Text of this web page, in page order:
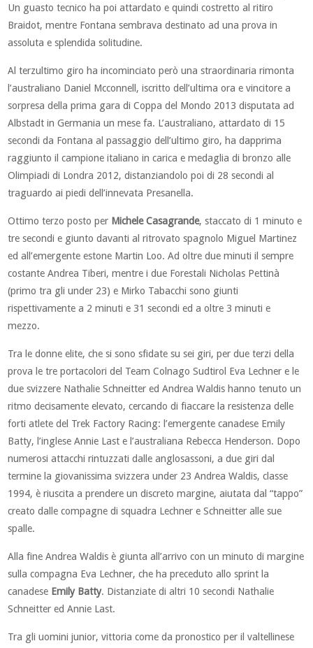
Un guasto tecnico ha poi attardato e quindi costretto al ritiro
Braidot, mentre Fontana sembrava destinato ad una prova in
assoluta e splendida solitudine.
Al terzultimo giro ha incominciato però una straordinaria rimonta
l’australiano Daniel Mcconnell, iscritto dell’ultima ora e vincitore a
sorpresa della prima gara di Coppa del Mondo 2013 disputata ad
Albstadt in Germania un mese fa. L’australiano, attardato di 15
secondi da Fontana al passaggio dell’ultimo giro, ha dapprima
raggiunto il campione italiano in carica e medaglia di bronzo alle
Olimpiadi di Londra 2012, distanziandolo poi di 28 secondi al
traguardo ai piedi dell’innevata Presanella.
Ottimo terzo posto per Michele Casagrande, staccato di 1 minuto e
tre secondi e giunto davanti al ritrovato spagnolo Miguel Martinez
ed all’emergente estone Martin Loo. Ad oltre due minuti il sempre
costante Andrea Tiberi, mentre i due Forestali Nicholas Pettinà
(primo tra gli under 23) e Mirko Tabacchi sono giunti
rispettivamente a 2 minuti e 31 secondi ed a oltre 3 minuti e
mezzo.
Tra le donne elite, che si sono sfidate su sei giri, per due terzi della
prova le tre portacolori del Team Colnago Sudtirol Eva Lechner e le
due svizzere Nathalie Schneitter ed Andrea Waldis hanno tenuto un
ritmo decisamente elevato, cercando di fiaccare la resistenza delle
forti atlete del Trek Factory Racing: l’emergente canadese Emily
Batty, l’inglese Annie Last e l’australiana Rebecca Henderson. Dopo
numerosi attacchi rintuzzati dalle anglosassoni, a due giri dal
termine la giovanissima svizzera under 23 Andrea Waldis, classe
1994, è riuscita a prendere un discreto margine, aiutata dal “tappo”
creato dalle compagne di squadra Lechner e Schneitter alle sue
spalle.
Alla fine Andrea Waldis è giunta all’arrivo con un minuto di margine
sulla compagna Eva Lechner, che ha preceduto allo sprint la
canadese Emily Batty. Distanziate di altri 10 secondi Nathalie
Schneitter ed Annie Last.
Tra gli uomini junior, vittoria come da pronostico per il valtellinese